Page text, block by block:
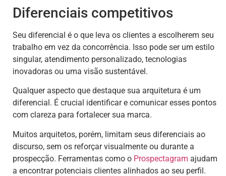
Diferenciais competitivos
Seu diferencial é o que leva os clientes a escolherem seu
trabalho em vez da concorrência. Isso pode ser um estilo
singular, atendimento personalizado, tecnologias
inovadoras ou uma visão sustentável.
Qualquer aspecto que destaque sua arquitetura é um
diferencial. É crucial identificar e comunicar esses pontos
com clareza para fortalecer sua marca.
Muitos arquitetos, porém, limitam seus diferenciais ao
discurso, sem os reforçar visualmente ou durante a
prospecção. Ferramentas como o Prospectagram ajudam
a encontrar potenciais clientes alinhados ao seu perfil.